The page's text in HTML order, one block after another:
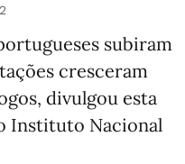
subiram
cresceram
divulgou esta
Instituto Nacional